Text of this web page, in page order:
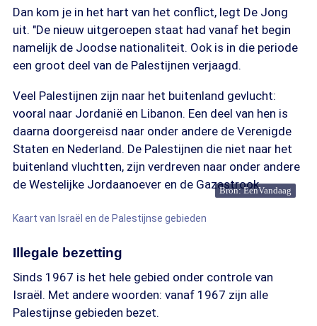
Dan kom je in het hart van het conflict, legt De Jong
uit. "De nieuw uitgeroepen staat had vanaf het begin
namelijk de Joodse nationaliteit. Ook is in die periode
een groot deel van de Palestijnen verjaagd.
Veel Palestijnen zijn naar het buitenland gevlucht:
vooral naar Jordanië en Libanon. Een deel van hen is
daarna doorgereisd naar onder andere de Verenigde
Staten en Nederland. De Palestijnen die niet naar het
buitenland vluchtten, zijn verdreven naar onder andere
de Westelijke Jordaanoever en de Gazastrook.
Bron: EenVandaag
Kaart van Israël en de Palestijnse gebieden
Illegale bezetting
Sinds 1967 is het hele gebied onder controle van
Israël. Met andere woorden: vanaf 1967 zijn alle
Palestijnse gebieden bezet.